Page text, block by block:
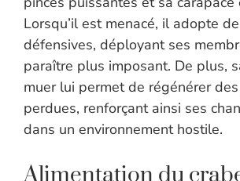
Lorsqu’il est menacé, il adopte
défensives, déployant ses
paraître plus imposant. De plus,
muer lui permet de régénérer
perdues, renforçant ainsi ses
dans un environnement hostile.
Alimentation du